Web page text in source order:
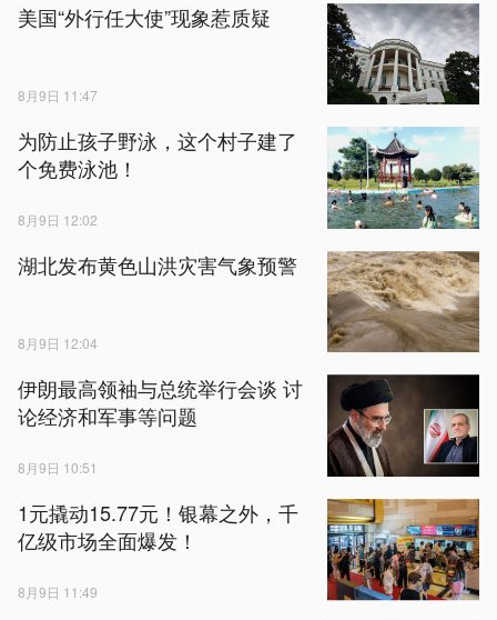
美国“外行任大使”现象惹质疑
8月9日 11:47
为防止孩子野泳，这个村子建了
个免费泳池！
8月9日 12:02
湖北发布黄色山洪灾害气象预警
8月9日 12:04
伊朗最高领袖与总统举行会谈 讨
论经济和军事等问题
8月9日 10:51
1元撬动15.77元！银幕之外，千
亿级市场全面爆发！
8月9日 11:49